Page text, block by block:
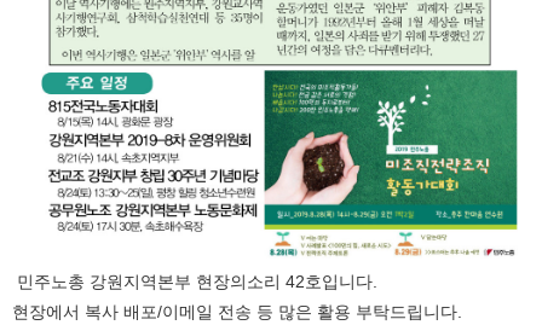
민주노총 강원지역본부 현장의소리 42호입니다.
현장에서 복사 배포/이메일 전송 등 많은 활용 부탁드립니다.